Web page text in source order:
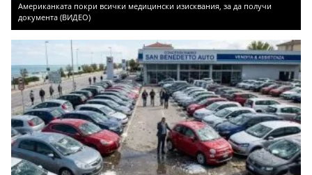
Американката покри всички медицински изисквания, за да получи
документа (ВИДЕО)